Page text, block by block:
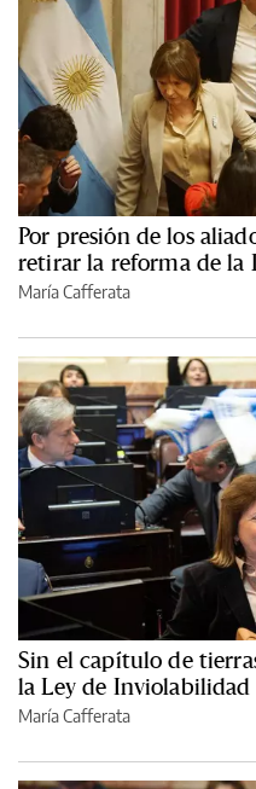
Por presión de los
retirar la reforma de la
María Cafferata
Sin el capítulo de
la Ley de
María Cafferata